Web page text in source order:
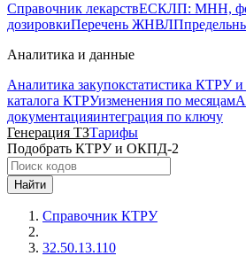
Справочник лекарствЕСКЛП: МНН,
дозировкиПеречень ЖНВЛП
Аналитика и данные
Аналитика закупокстатистика КТРУ
каталога КТРУизменения по месяцам
документацияинтеграция по ключу
Генерация ТЗТарифы
Подобрать КТРУ и ОКПД-2
Найти
Справочник КТРУ
32.50.13.110